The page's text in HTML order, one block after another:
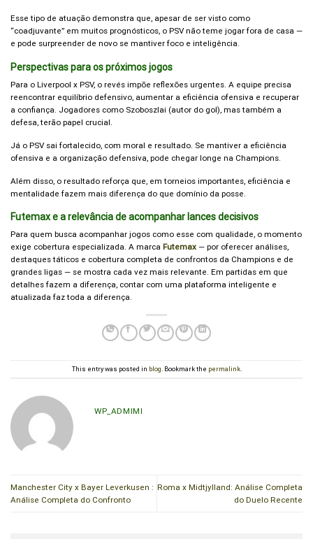
Esse tipo de atuação demonstra que, apesar de ser visto como
“coadjuvante” em muitos prognósticos, o PSV não teme jogar fora de casa —
e pode surpreender de novo se mantiver foco e inteligência.
Perspectivas para os próximos jogos
Para o Liverpool x PSV, o revés impõe reflexões urgentes. A equipe precisa
reencontrar equilíbrio defensivo, aumentar a eficiência ofensiva e recuperar
a confiança. Jogadores como Szoboszlai (autor do gol), mas também a
defesa, terão papel crucial.
Já o PSV sai fortalecido, com moral e resultado. Se mantiver a eficiência
ofensiva e a organização defensiva, pode chegar longe na Champions.
Além disso, o resultado reforça que, em torneios importantes, eficiência e
mentalidade fazem mais diferença do que domínio da posse.
Futemax e a relevância de acompanhar lances decisivos
Para quem busca acompanhar jogos como esse com qualidade, o momento
exige cobertura especializada. A marca Futemax — por oferecer análises,
destaques táticos e cobertura completa de confrontos da Champions e de
grandes ligas — se mostra cada vez mais relevante. Em partidas em que
detalhes fazem a diferença, contar com uma plataforma inteligente e
atualizada faz toda a diferença.
This entry was posted in blog . Bookmark the permalink.
WP_ADMIMI
Manchester City x Bayer Leverkusen :
Análise Completa do Confronto
Roma x Midtjylland: Análise Completa
do Duelo Recente